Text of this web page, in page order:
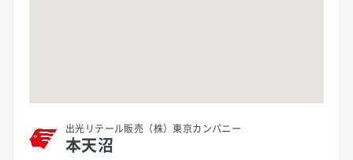
出光リテール販売（株）東京カンパニー
本天沼